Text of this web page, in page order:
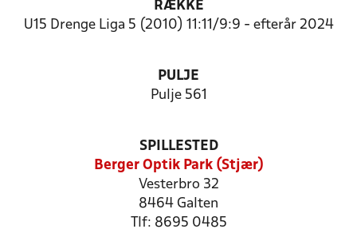
RÆKKE
U15 Drenge Liga 5 (2010) 11:11/9:9 - efterår 2024
PULJE
Pulje 561
SPILLESTED
Berger Optik Park (Stjær)
Vesterbro 32
8464 Galten
Tlf: 8695 0485